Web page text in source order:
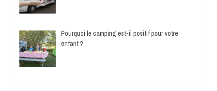
Pourquoi le camping est-il positif pour votre
enfant ?